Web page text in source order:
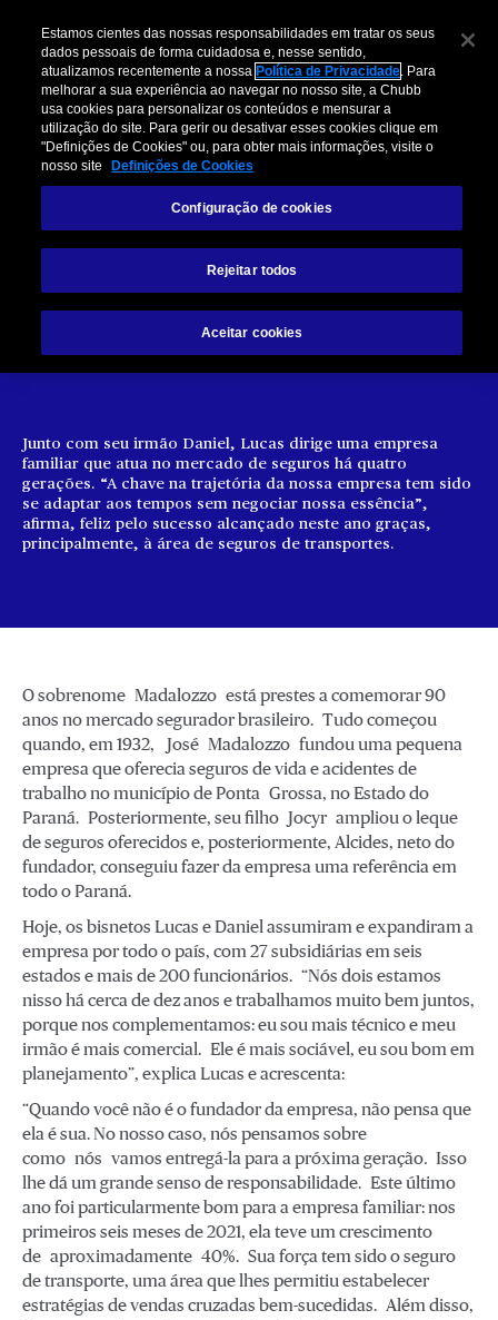
Lucas Madalozzo, da Madalozzo
“As pessoas não querem
robôs”
Junto com seu irmão Daniel, Lucas dirige uma empresa
familiar que atua no mercado de seguros há quatro
gerações. “A chave na trajetória da nossa empresa tem sido
se adaptar aos tempos sem negociar nossa essência”,
afirma, feliz pelo sucesso alcançado neste ano graças,
principalmente, à área de seguros de transportes.
O sobrenome Madalozzo está prestes a comemorar 90
anos no mercado segurador brasileiro. Tudo começou
quando, em 1932, José Madalozzo fundou uma pequena
empresa que oferecia seguros de vida e acidentes de
trabalho no município de Ponta Grossa, no Estado do
Paraná. Posteriormente, seu filho Jocyr ampliou o leque
de seguros oferecidos e, posteriormente, Alcides, neto do
fundador, conseguiu fazer da empresa uma referência em
todo o Paraná.
Hoje, os bisnetos Lucas e Daniel assumiram e expandiram a
empresa por todo o país, com 27 subsidiárias em seis
estados e mais de 200 funcionários. “Nós dois estamos
nisso há cerca de dez anos e trabalhamos muito bem juntos,
porque nos complementamos: eu sou mais técnico e meu
irmão é mais comercial. Ele é mais sociável, eu sou bom em
planejamento”, explica Lucas e acrescenta:
“Quando você não é o fundador da empresa, não pensa que
ela é sua. No nosso caso, nós pensamos sobre
como nós vamos entregá-la para a próxima geração. Isso
lhe dá um grande senso de responsabilidade. Este último
ano foi particularmente bom para a empresa familiar: nos
primeiros seis meses de 2021, ela teve um crescimento
de aproximadamente 40%. Sua força tem sido o seguro
de transporte, uma área que lhes permitiu estabelecer
estratégias de vendas cruzadas bem-sucedidas. Além disso,
Estamos cientes das nossas responsabilidades em tratar os seus
dados pessoais de forma cuidadosa e, nesse sentido,
atualizamos recentemente a nossa Política de Privacidade. Para
melhorar a sua experiência ao navegar no nosso site, a Chubb
usa cookies para personalizar os conteúdos e mensurar a
utilização do site. Para gerir ou desativar esses cookies clique em
"Definições de Cookies" ou, para obter mais informações, visite o
nosso site
Definições de Cookies
Configuração de cookies
Rejeitar todos
Aceitar cookies